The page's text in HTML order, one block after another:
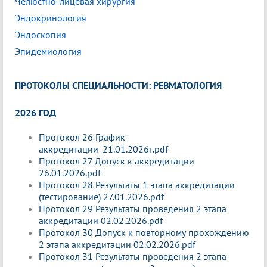
Эндокринология
Эндоскопия
Эпидемиология
ПРОТОКОЛЫ СПЕЦИАЛЬНОСТИ: РЕВМАТОЛОГИЯ
2026 ГОД
Протокол 26 График
аккредитации_21.01.2026г.pdf
Протокол 27 Допуск к аккредитации
26.01.2026.pdf
Протокол 28 Результаты 1 этапа аккредитации
(тестирование) 27.01.2026.pdf
Протокол 29 Результаты проведения 2 этапа
аккредитации 02.02.2026.pdf
Протокол 30 Допуск к повторному прохождению
2 этапа аккредитации 02.02.2026.pdf
Протокол 31 Результаты проведения 2 этапа